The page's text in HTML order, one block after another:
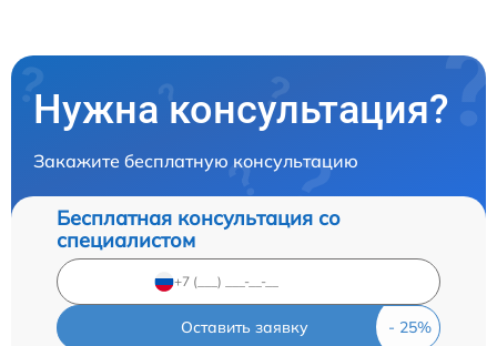
Нужна консультация?
Закажите бесплатную консультацию
Бесплатная консультация со
специалистом
Оставить заявку